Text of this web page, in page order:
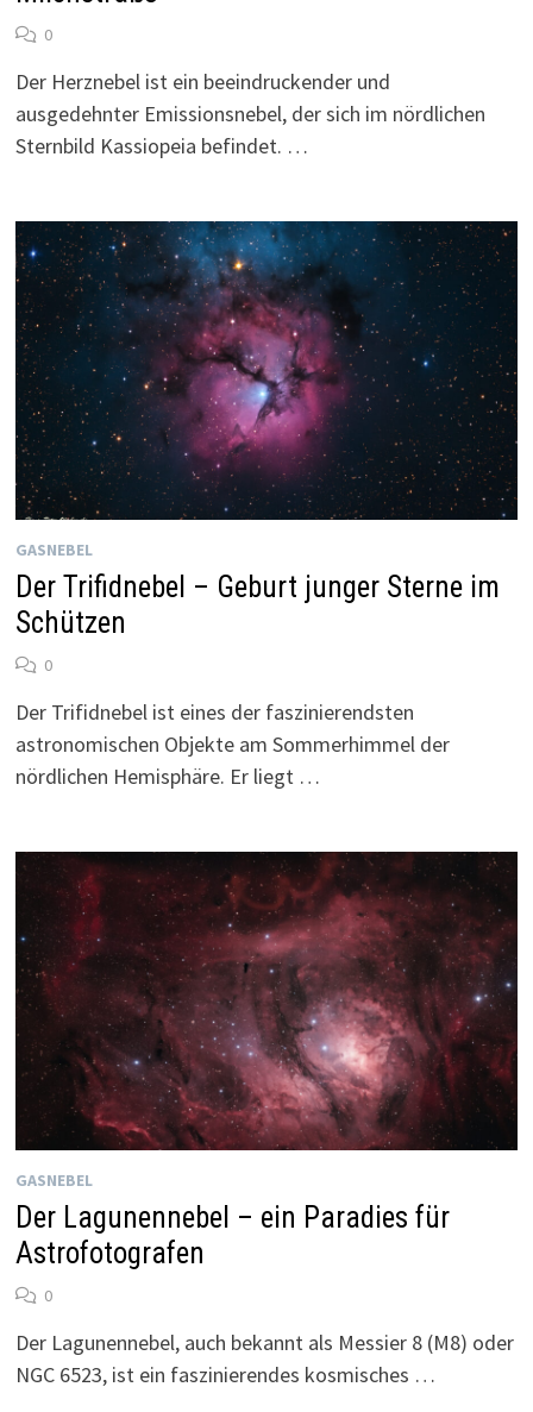
0
Der Herznebel ist ein beeindruckender und
ausgedehnter Emissionsnebel, der sich im nördlichen
Sternbild Kassiopeia befindet. …
GASNEBEL
Der Trifidnebel – Geburt junger Sterne im
Schützen
0
Der Trifidnebel ist eines der faszinierendsten
astronomischen Objekte am Sommerhimmel der
nördlichen Hemisphäre. Er liegt …
GASNEBEL
Der Lagunennebel – ein Paradies für
Astrofotografen
0
Der Lagunennebel, auch bekannt als Messier 8 (M8) oder
NGC 6523, ist ein faszinierendes kosmisches …